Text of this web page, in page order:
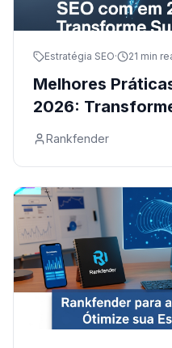
Estratégia SEO· 21 min
Melhores
2026:
Rankfender